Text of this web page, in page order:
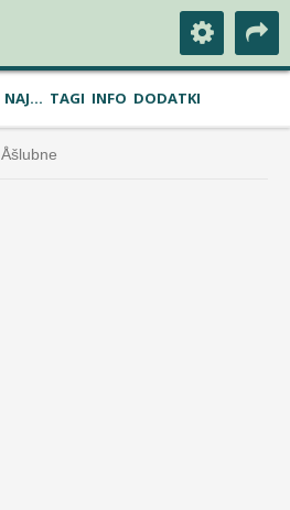
NAJ... TAGI INFO DODATKI
Åšlubne